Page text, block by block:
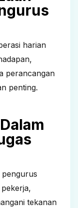
harian
perancangan
penting.
tekanan